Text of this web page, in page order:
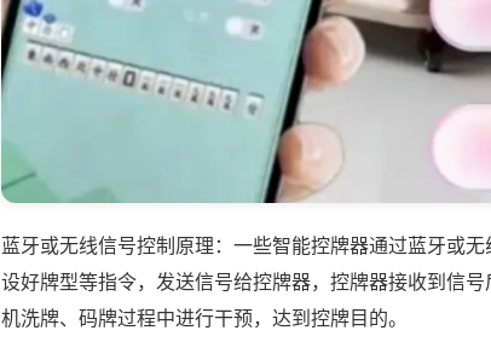
蓝牙或无线信号控制原理：一些智能控牌器通过蓝牙或
设好牌型等指令，发送信号给控牌器，控牌器接收到信
机洗牌、码牌过程中进行干预，达到控牌目的。